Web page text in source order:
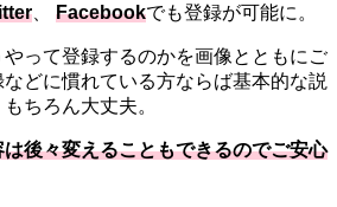
Facebookでも登録が可能に。
って登録するのかを画像とともにご
どに慣れている方ならば基本的な説
ちろん大丈夫。
後々変えることもできるのでご安心